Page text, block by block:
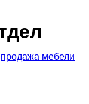
продажа мебели